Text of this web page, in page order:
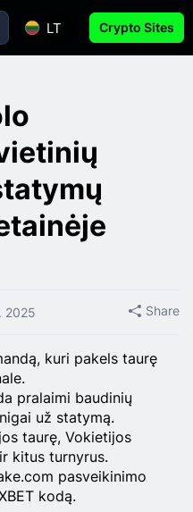
LT Crypto Sites
2025 Share
kuri pakels taurę
pralaimi baudinių
už statymą.
taurę, Vokietijos
kitus turnyrus.
pasveikinimo
kodą.